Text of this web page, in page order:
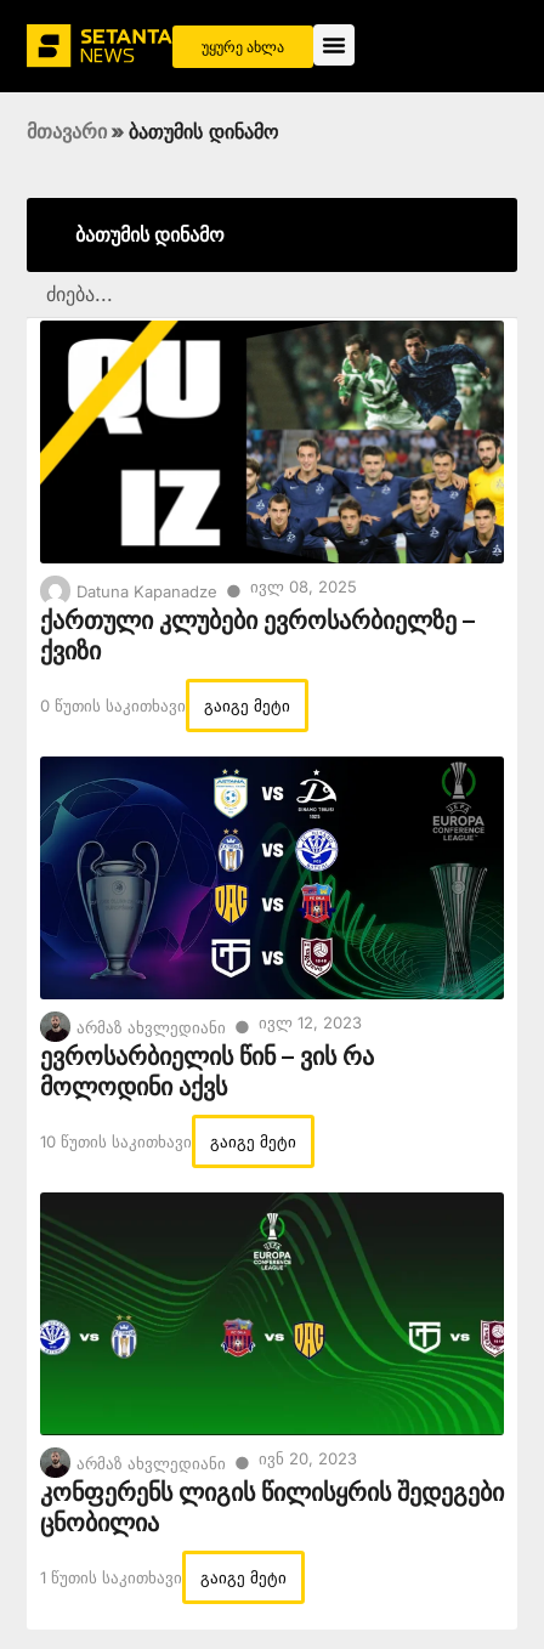
უყურე ახლა
მთავარი » ბათუმის დინამო
ბათუმის დინამო
Datuna Kapanadze ● Ივლ 08, 2025
ქართული კლუბები ევროსარბიელზე –
ქვიზი
0 Წუთის Საკითხავი გაიგე მეტი
არმაზ ახვლედიანი ● Ივლ 12, 2023
ევროსარბიელის წინ – ვის რა
მოლოდინი აქვს
10 Წუთის Საკითხავი გაიგე მეტი
არმაზ ახვლედიანი ● Ივნ 20, 2023
კონფერენს ლიგის წილისყრის შედეგები
ცნობილია
1 Წუთის Საკითხავი გაიგე მეტი